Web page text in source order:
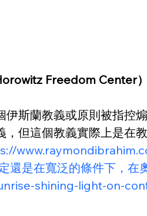
Freedom Center
斯蘭教義或原則被指控
但這個教義實際上是在教
是在寬泛的條件下，在
shining-light-on-